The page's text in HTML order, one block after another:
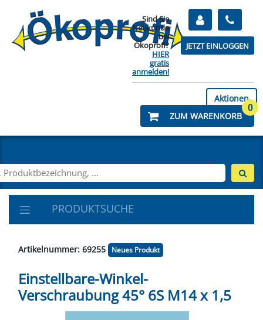
Sind Sie
Neukunde
bei
Ökoprofi?
HIER
gratis
anmelden!
JETZT EINLOGGEN
Aktionen
ZUM WARENKORB
0
PRODUKTSUCHE
Artikelnummer: 69255 Neues Produkt
Einstellbare-Winkel-
Verschraubung 45° 6S M14 x 1,5